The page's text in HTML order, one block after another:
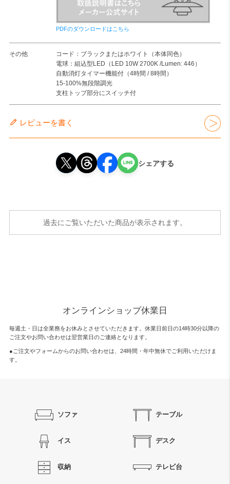
PDFのダウンロードはこちら
その他
コード：ブラックまたはホワイト（本体同色）
電球：組込型LED（LED 10W 2700K /Lumen: 446）
自動消灯タイマー機能付（4時間 / 8時間）
15-100%無段階調光
支柱トップ部分にスイッチ付
レビューを書く
シェアする
過去にご覧いただいた商品が表示されます。
オンラインショップ休業日
毎週土・日は全業務をお休みとさせていただきます。休業日前日の14時30分以降の
ご注文やお問い合わせは翌営業日のご連絡となります。
●ご注文やフォームからのお問い合わせは、 24時間・年中無休でご利用いただけま
す。
ソファ テーブル
イス デスク
収納 テレビ台